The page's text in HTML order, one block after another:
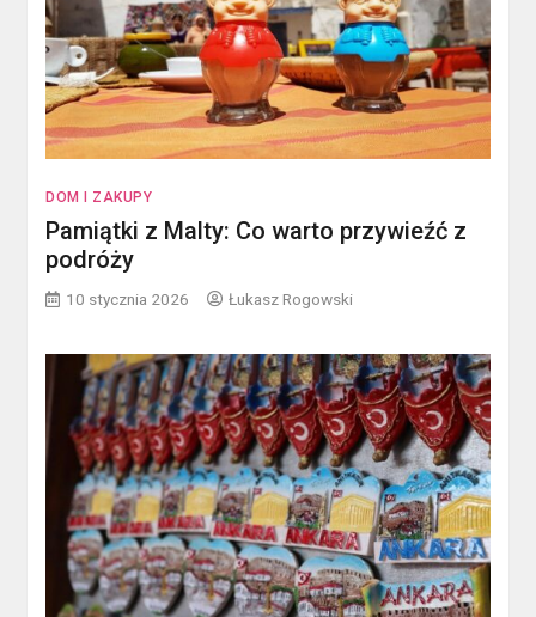
DOM I ZAKUPY
Pamiątki z Malty: Co warto przywieźć z
podróży
10 stycznia 2026 Łukasz Rogowski